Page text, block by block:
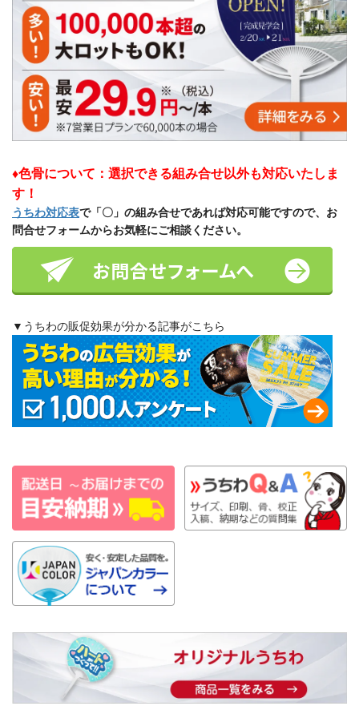
♦色骨について：選択できる組み合せ以外も対応いたしま
す！
うちわ対応表で「〇」の組み合せであれば対応可能ですので、お
問合せフォームからお気軽にご相談ください。
▼うちわの販促効果が分かる記事がこちら